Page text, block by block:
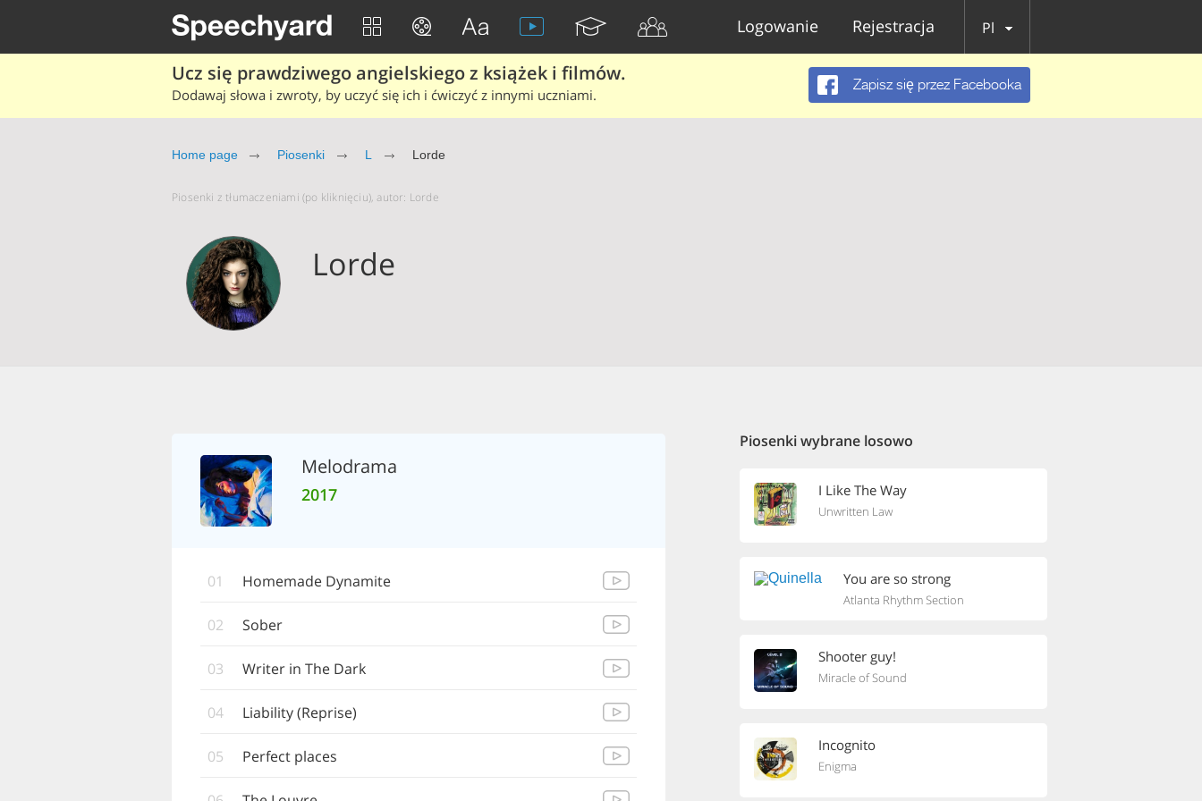
Logowanie Rejestracja Pl
Ucz się prawdziwego angielskiego z książek i filmów.
Dodawaj słowa i zwroty, by uczyć się ich i ćwiczyć z innymi uczniami.
Zapisz się przez Facebooka
Home page Piosenki L Lorde
Piosenki z tłumaczeniami (po kliknięciu), autor: Lorde
Lorde
Melodrama
2017
01 Homemade Dynamite
02 Sober
03 Writer in The Dark
04 Liability (Reprise)
05 Perfect places
Piosenki wybrane losowo
I Like The Way
Unwritten Law
You are so strong
Atlanta Rhythm Section
Shooter guy!
Miracle of Sound
Incognito
Enigma